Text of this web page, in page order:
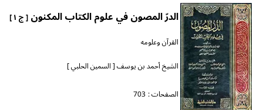
الدرّ المصون في علوم الكتاب المكنون[ ج ١ ]
القرآن وعلومه
الشيخ أحمد بن يوسف [ السمين الحلبي ]
الصفحات : 703